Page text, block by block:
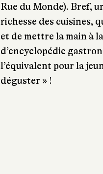
Rue du Monde). Bref,
richesse des cuisines,
et de mettre la main à
d’encyclopédie
l’équivalent pour la
déguster » !